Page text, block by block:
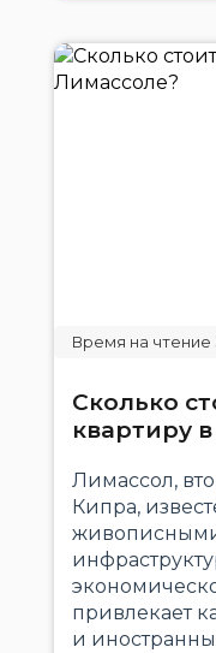
Сколько
квартиру
Лимассол,
Кипра,
привлекает
и